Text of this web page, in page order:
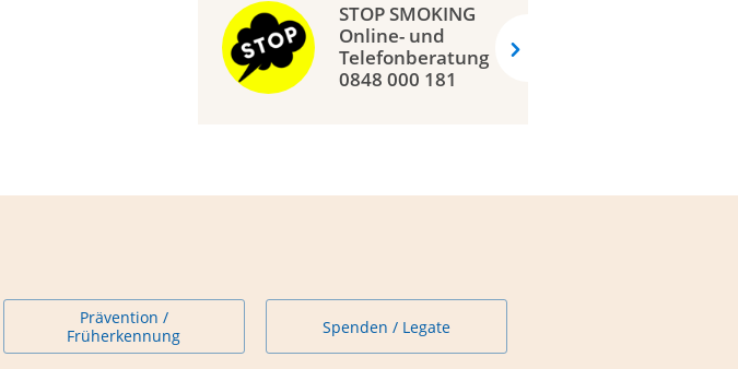
STOP SMOKING
Online- und
Telefonberatung
0848 000 181
Prävention /
Früherkennung
Spenden / Legate